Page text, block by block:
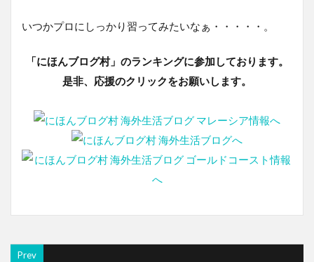
いつかプロにしっかり習ってみたいなぁ・・・・・。
「にほんブログ村」のランキングに参加しております。
是非、応援のクリックをお願いします。
Prev